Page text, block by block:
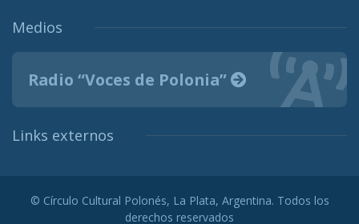
Medios
Radio “Voces de Polonia”
Links externos
© Círculo Cultural Polonés, La Plata, Argentina. Todos los
derechos reservados